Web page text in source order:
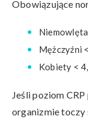
Obowiązujące
Mężczyźni
Kobiety <
Jeśli poziom
organizmie toczy